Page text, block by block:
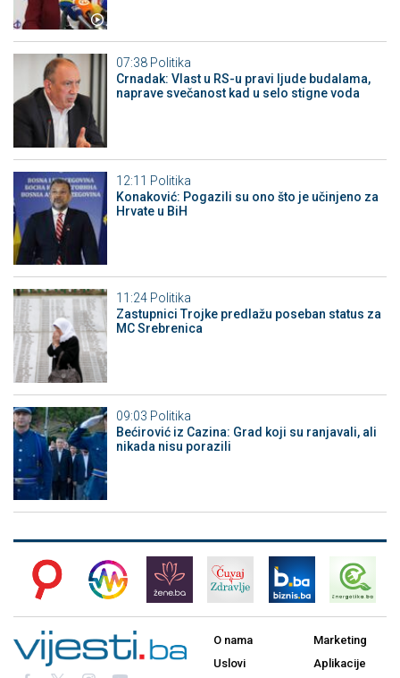
07:38 Politika
Crnadak: Vlast u RS-u pravi ljude budalama,
naprave svečanost kad u selo stigne voda
12:11 Politika
Konaković: Pogazili su ono što je učinjeno za
Hrvate u BiH
11:24 Politika
Zastupnici Trojke predlažu poseban status za
MC Srebrenica
09:03 Politika
Bećirović iz Cazina: Grad koji su ranjavali, ali
nikada nisu porazili
O nama
Uslovi
Marketing
Aplikacije